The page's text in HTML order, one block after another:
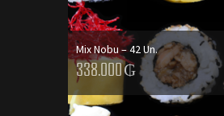
Mix Nobu – 42 Un.
338.000₲